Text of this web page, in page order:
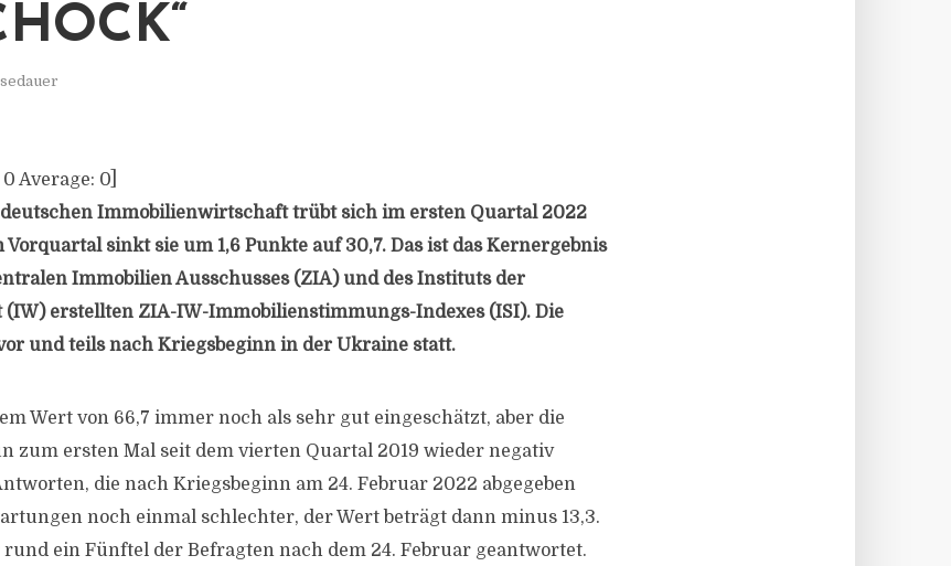
0 Average: 0
Immobilienwirtschaft trübt sich im ersten Quartal 2022
sinkt sie um 1,6 Punkte auf 30,7. Das ist das Kernergebnis
Immobilien Ausschusses (ZIA) und des Instituts der
erstellten ZIA-IW-Immobilienstimmungs-Indexes (ISI). Die
und teils nach Kriegsbeginn in der Ukraine statt.
Wert von 66,7 immer noch als sehr gut eingeschätzt, aber die
zum ersten Mal seit dem vierten Quartal 2019 wieder negativ
die nach Kriegsbeginn am 24. Februar 2022 abgegeben
noch einmal schlechter, der Wert beträgt dann minus 13,3.
ein Fünftel der Befragten nach dem 24. Februar geantwortet.